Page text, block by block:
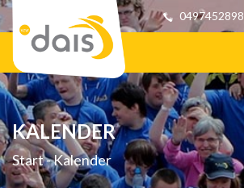
0497452898
KALENDER
Start-Kalender